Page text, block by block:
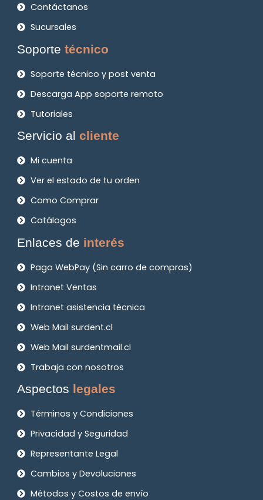
Contáctanos
Sucursales
Soportetécnico
Soporte técnico y post venta
Descarga App soporte remoto
Tutoriales
Servicio alcliente
Mi cuenta
Ver el estado de tu orden
Como Comprar
Catálogos
Enlaces de interés
Pago WebPay (Sin carro de compras)
Intranet Ventas
Intranet asistencia técnica
Web Mail surdent.cl
Web Mail surdentmail.cl
Trabaja con nosotros
Aspectos legales
Términos y Condiciones
Privacidad y Seguridad
Representante Legal
Cambios y Devoluciones
Métodos y Costos de envío